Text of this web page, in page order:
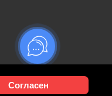
Согласен